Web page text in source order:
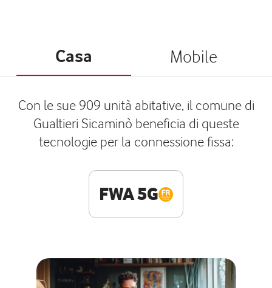
Casa Mobile
Con le sue 909 unità abitative, il comune di
Gualtieri Sicaminò beneficia di queste
tecnologie per la connessione fissa:
FWA 5G